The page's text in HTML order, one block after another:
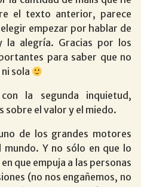
el texto anterior, parece
empezar por hablar de
la alegría. Gracias por los
para saber que no
sola
la segunda inquietud,
sobre el valor y el miedo.
de los grandes motores
mundo. Y no sólo en que lo
que empuja a las personas
(no nos engañemos, no